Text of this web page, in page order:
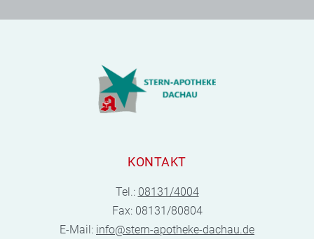
KONTAKT
Tel.: 08131/4004
Fax: 08131/80804
E-Mail: info@stern-apotheke-dachau.de